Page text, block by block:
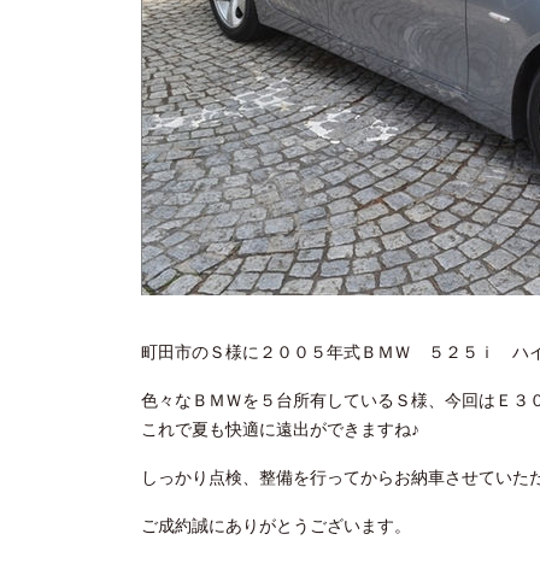
町田市のＳ様に２００５年式ＢＭＷ ５２５ｉ ハ
色々なＢＭＷを５台所有しているＳ様、今回はＥ
これで夏も快適に遠出ができますね♪
しっかり点検、整備を行ってからお納車させてい
ご成約誠にありがとうございます。